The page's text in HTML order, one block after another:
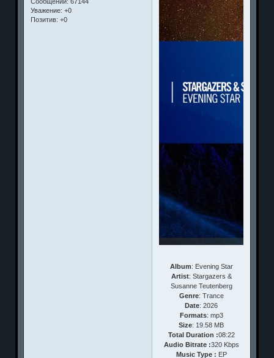
Сообщений: 67144
Уважение: +0
Позитив: +0
Album: Evening Star
Artist: Stargazers &
Susanne Teutenberg
Genre: Trance
Date: 2026
Formats: mp3
Size: 19.58 MB
Total Duration :08:22
Audio Bitrate :320 Kbps
Music Type : EP